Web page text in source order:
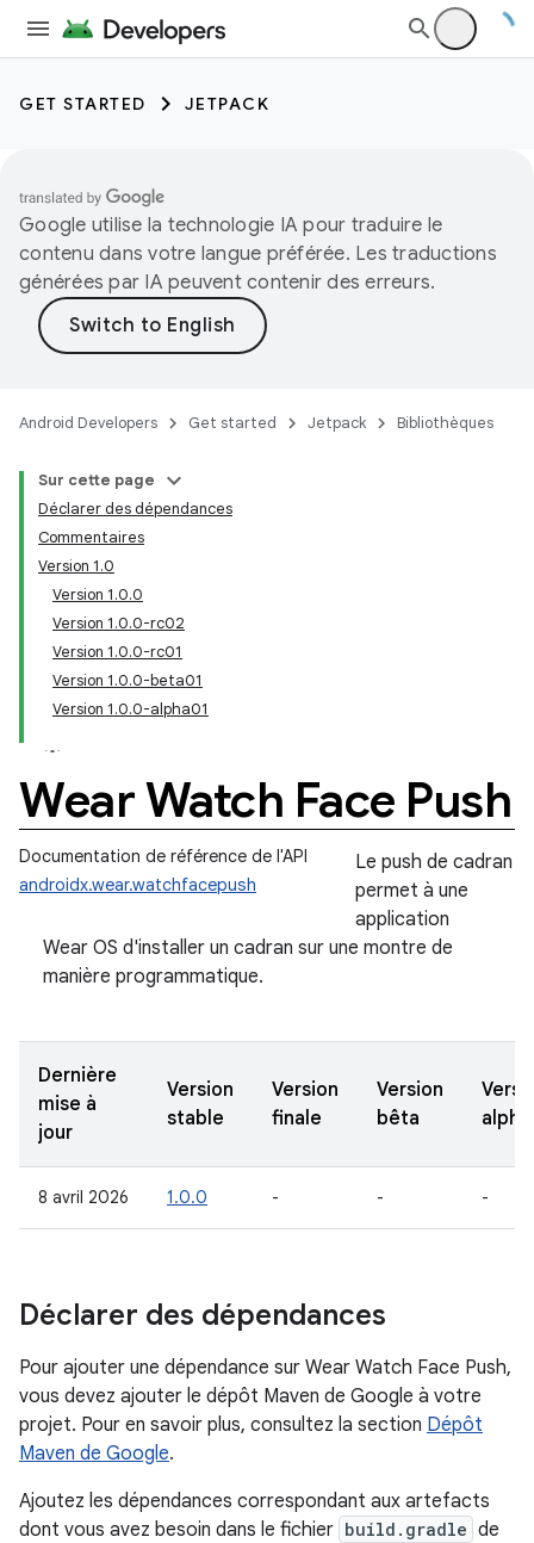
GET STARTED JETPACK
Google utilise la technologie IA pour traduire le
contenu dans votre langue préférée. Les traductions
générées par IA peuvent contenir des erreurs.
Android Developers Get started Jetpack Bibliothèques
Sur cette page
Déclarer des dépendances
Commentaires
Version 1.0
Version 1.0.0
Version 1.0.0-rc02
Version 1.0.0-rc01
Version 1.0.0-beta01
Version 1.0.0-alpha01
Wear Watch Face Push
Documentation de référence de l'API
androidx.wear.watchfacepush
Le push de cadran
permet à une
application
Wear OS d'installer un cadran sur une montre de
manière programmatique.
Dernière
mise à
jour
Version
stable
Version
finale
Version
bêta
alpha
8 avril 2026 1.0.0 - - -
Déclarer des dépendances
Pour ajouter une dépendance sur Wear Watch Face Push,
vous devez ajouter le dépôt Maven de Google à votre
projet. Pour en savoir plus, consultez la section Dépôt
Maven de Google.
Ajoutez les dépendances correspondant aux artefacts
dont vous avez besoin dans le fichier build.gradle de